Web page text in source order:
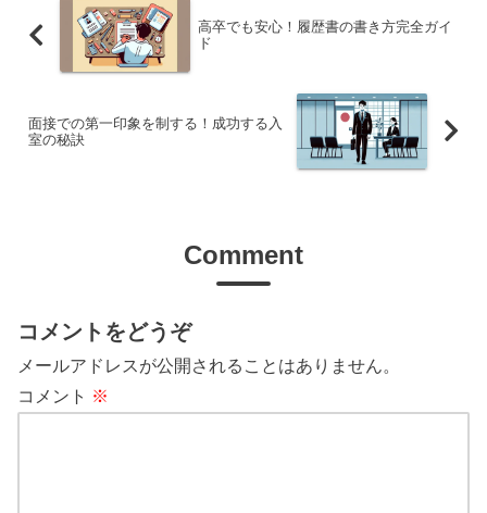
高卒でも安心！履歴書の書き方完全ガイ
ド
面接での第一印象を制する！成功する入
室の秘訣
Comment
コメントをどうぞ
メールアドレスが公開されることはありません。
コメント ※